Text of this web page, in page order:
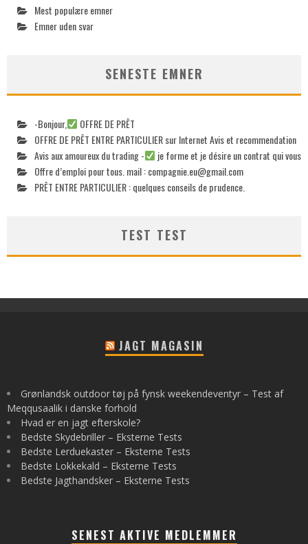
Mest populære emner
Emner uden svar
SENESTE EMNER
-Bonjour,
OFFRE DE PRÊT
OFFRE DE PRÊT ENTRE PARTICULIER sur Internet Avis et recommendation
Avis aux amoureux du trading -
je forme et je désire un contrat qui vous
Offre d’emploi pour tous. mail :compagnie.eu@gmail.com
PRÊT ENTRE PARTICULIER : quelques conseils de prudence.
TEST TEST
JAGT MAGASIN
Grønlandsk outdoor tøj på fynsk weekendeventyr – Test af
Meqqusaalik i danske forhold
Hvad er en jagt efterskole?
Bedste Skydebriller – Eksterne Tests
Bedste Lerduekaster – Eksterne Tests
Bedste Lokkekald – Eksterne Tests
Bedste Jagthandsker – Eksterne Tests
SENEST AKTIVE MEDLEMMER